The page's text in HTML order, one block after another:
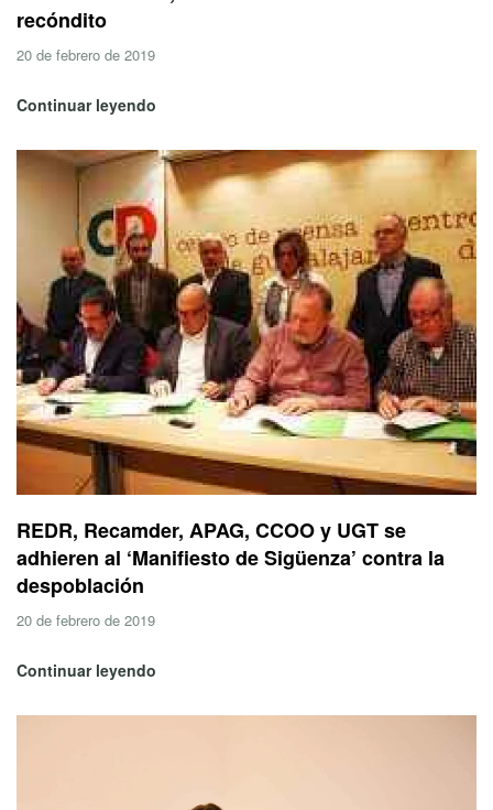
recóndito
20 de febrero de 2019
Continuar leyendo
REDR, Recamder, APAG, CCOO y UGT se
adhieren al ‘Manifiesto de Sigüenza’ contra la
despoblación
20 de febrero de 2019
Continuar leyendo